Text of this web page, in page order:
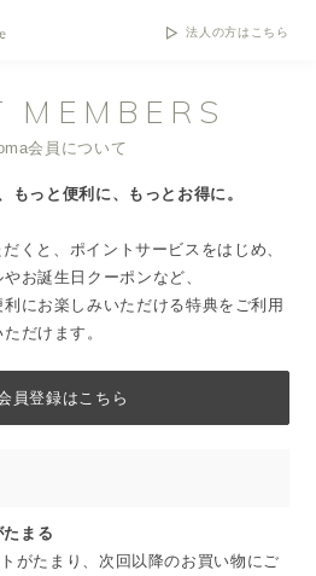
法人の方はこちら
MEMBERS
会員について
もっと便利に、もっとお得に。
くと、ポイントサービスをはじめ、
お誕生日クーポンなど、
にお楽しみいただける特典をご利用
ただけます。
員登録はこちら
まる
がたまり、次回以降のお買い物にご